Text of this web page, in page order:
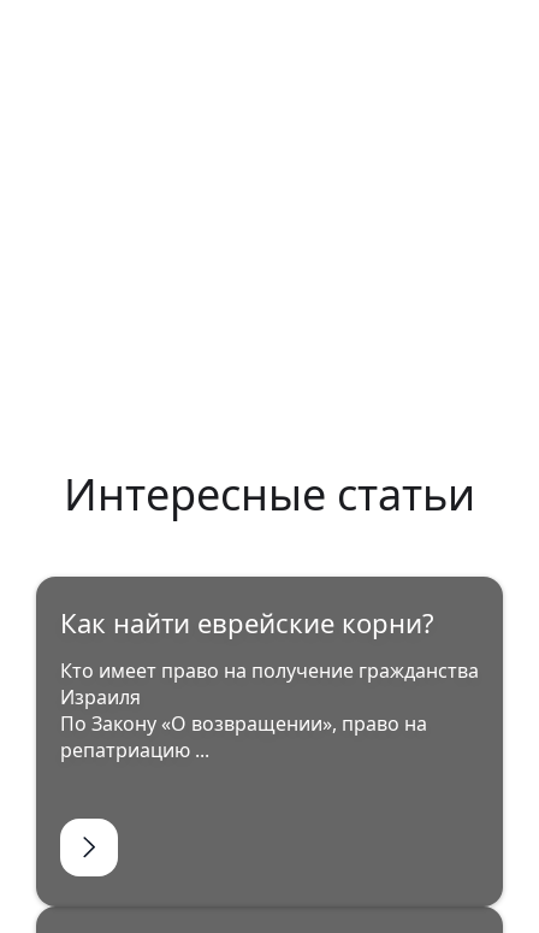
Интересные статьи
Как найти еврейские корни?
Кто имеет право на получение гражданства
Израиля
По Закону «О возвращении», право на
репатриацию ...